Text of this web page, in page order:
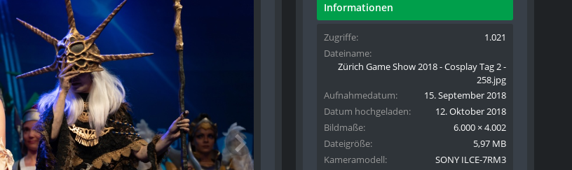
Informationen
Zugriffe
1.021
Dateiname
Zürich Game Show 2018 - Cosplay Tag 2 -
258.jpg
Aufnahmedatum
15. September 2018
Datum hochgeladen
12. Oktober 2018
Bildmaße
6.000 × 4.002
Dateigröße
5,97 MB
Kameramodell
SONY ILCE-7RM3